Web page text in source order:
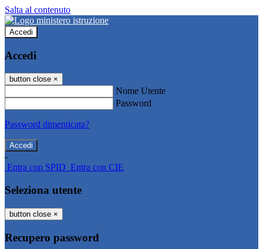
Salta al contenuto
Accedi
Accedi
button close ×
Nome Utente
Password
Password dimenticata?
-
Entra con SPID Entra con CIE
Seleziona utente
button close ×
Recupero password